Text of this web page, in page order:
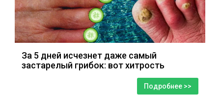
За 5 дней исчезнет даже самый
застарелый грибок: вот хитрость
Подробнее >>